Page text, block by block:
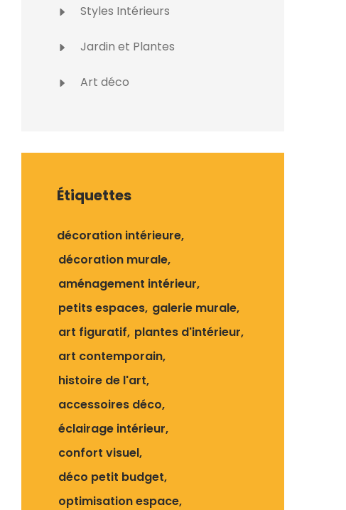
Styles Intérieurs
Jardin et Plantes
Art déco
Étiquettes
décoration intérieure
décoration murale
aménagement intérieur
petits espaces galerie murale
art figuratif plantes d'intérieur
art contemporain
histoire de l'art
accessoires déco
éclairage intérieur
confort visuel
déco petit budget
optimisation espace